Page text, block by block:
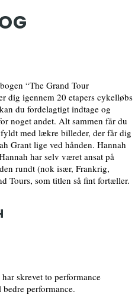
“The Grand Tour
dig igennem 20 etapers cykelløbs
du fordelagtigt indtage og
noget andet. Alt sammen får du
med lækre billeder, der får dig
Grant lige ved hånden. Hannah
har selv været ansat på
rundt (nok især, Frankrig,
Tours, som titlen så fint fortæller.
skrevet to performance
performance.